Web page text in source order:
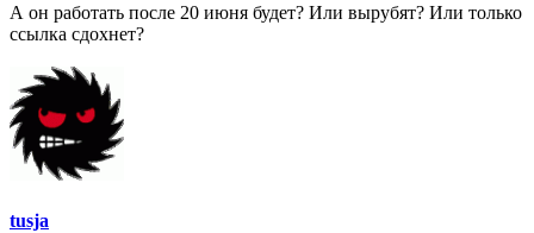
А он работать после 20 июня будет? Или вырубят? Или только
ссылка сдохнет?
tusja